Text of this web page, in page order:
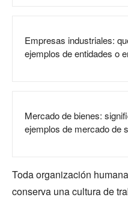
Empresas industriales:
ejemplos de entidades o
Mercado de bienes:
ejemplos de mercado de
Toda organización
conserva una cultura de